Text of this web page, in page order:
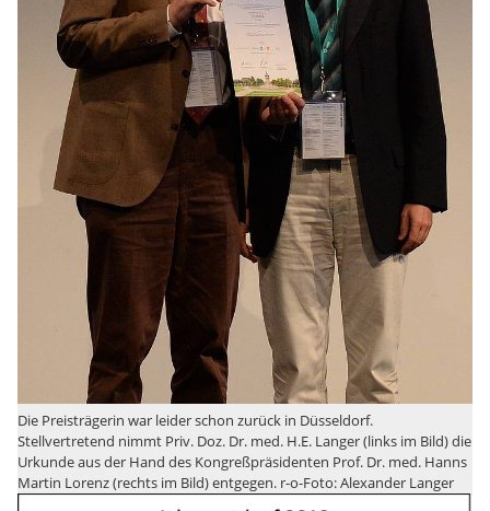
Die Preisträgerin war leider schon zurück in Düsseldorf.
Stellvertretend nimmt Priv. Doz. Dr. med. H.E. Langer (links im Bild) die
Urkunde aus der Hand des Kongreßpräsidenten Prof. Dr. med. Hanns
Martin Lorenz (rechts im Bild) entgegen. r-o-Foto: Alexander Langer